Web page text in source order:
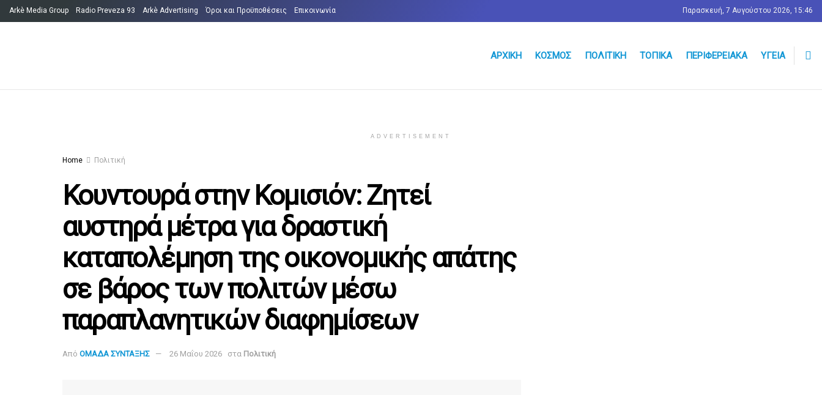
Arkè Media Group Radio Preveza 93 Arkè Advertising Όροι και Προϋποθέσεις Επικοινωνία Παρασκευή, 7 Αυγούστου 2026, 15:46
ΑΡΧΙΚΉ ΚΌΣΜΟΣ ΠΟΛΙΤΙΚΉ ΤΟΠΙΚΆ ΠΕΡΙΦΕΡΕΙΑΚΆ ΥΓΕΊΑ
ADVERTISEMENT
Home Πολιτική
Κουντουρά στην Κομισιόν: Ζητεί
αυστηρά μέτρα για δραστική
καταπολέμηση της οικονομικής απάτης
σε βάρος των πολιτών μέσω
παραπλανητικών διαφημίσεων
Από ΟΜΑΔΑ ΣΥΝΤΑΞΗΣ 26 Μαΐου 2026 στα Πολιτική